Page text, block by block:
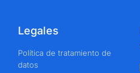
Legales
Política de tratamiento de
datos